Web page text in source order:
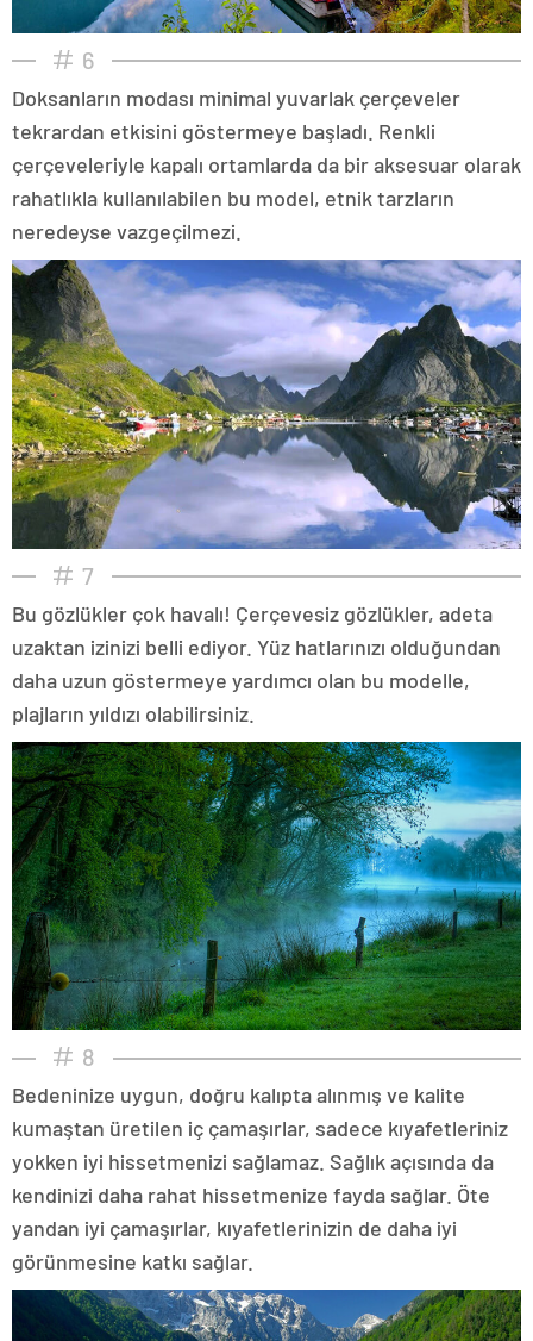
6
Doksanların modası minimal yuvarlak çerçeveler
tekrardan etkisini göstermeye başladı. Renkli
çerçeveleriyle kapalı ortamlarda da bir aksesuar olarak
rahatlıkla kullanılabilen bu model, etnik tarzların
neredeyse vazgeçilmezi.
7
Bu gözlükler çok havalı! Çerçevesiz gözlükler, adeta
uzaktan izinizi belli ediyor. Yüz hatlarınızı olduğundan
daha uzun göstermeye yardımcı olan bu modelle,
plajların yıldızı olabilirsiniz.
8
Bedeninize uygun, doğru kalıpta alınmış ve kalite
kumaştan üretilen iç çamaşırlar, sadece kıyafetleriniz
yokken iyi hissetmenizi sağlamaz. Sağlık açısında da
kendinizi daha rahat hissetmenize fayda sağlar. Öte
yandan iyi çamaşırlar, kıyafetlerinizin de daha iyi
görünmesine katkı sağlar.